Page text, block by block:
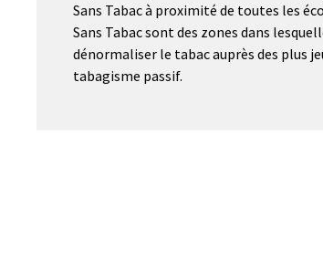
Sans Tabac à proximité de toutes les
Sans Tabac sont des zones dans
dénormaliser le tabac auprès des plus
tabagisme passif.